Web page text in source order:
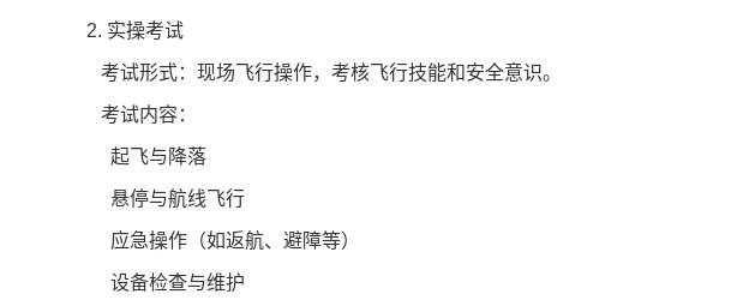
2. 实操考试
考试形式：现场飞行操作，考核飞行技能和安全意识。
考试内容：
起飞与降落
悬停与航线飞行
应急操作（如返航、避障等）
设备检查与维护